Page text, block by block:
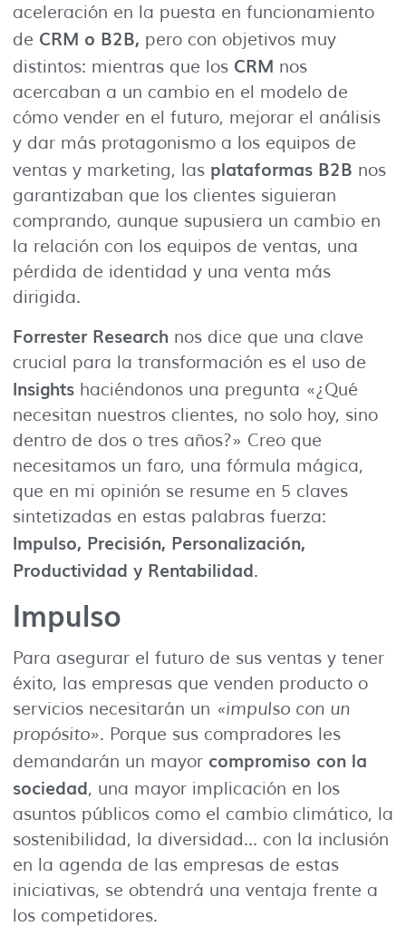
aceleración en la puesta en funcionamiento
de CRM o B2B, pero con objetivos muy
distintos: mientras que los CRM nos
acercaban a un cambio en el modelo de
cómo vender en el futuro, mejorar el análisis
y dar más protagonismo a los equipos de
ventas y marketing, las plataformas B2B nos
garantizaban que los clientes siguieran
comprando, aunque supusiera un cambio en
la relación con los equipos de ventas, una
pérdida de identidad y una venta más
dirigida.
Forrester Research nos dice que una clave
crucial para la transformación es el uso de
Insights haciéndonos una pregunta «¿Qué
necesitan nuestros clientes, no solo hoy, sino
dentro de dos o tres años?» Creo que
necesitamos un faro, una fórmula mágica,
que en mi opinión se resume en 5 claves
sintetizadas en estas palabras fuerza:
Impulso, Precisión, Personalización,
Productividad y Rentabilidad.
Impulso
Para asegurar el futuro de sus ventas y tener
éxito, las empresas que venden producto o
servicios necesitarán un «impulso con un
propósito». Porque sus compradores les
demandarán un mayor compromiso con la
sociedad, una mayor implicación en los
asuntos públicos como el cambio climático, la
sostenibilidad, la diversidad… con la inclusión
en la agenda de las empresas de estas
iniciativas, se obtendrá una ventaja frente a
los competidores.